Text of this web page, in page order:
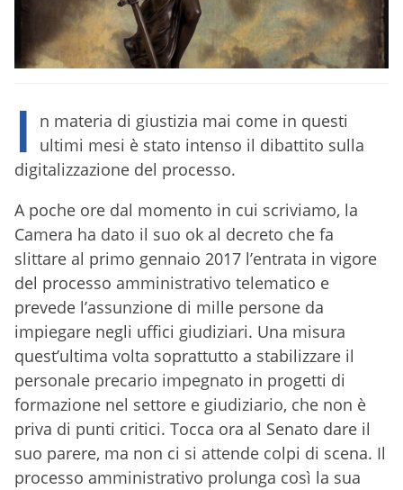
I
n materia di giustizia mai come in questi
ultimi mesi è stato intenso il dibattito sulla
digitalizzazione del processo.
A poche ore dal momento in cui scriviamo, la
Camera ha dato il suo ok al decreto che fa
slittare al primo gennaio 2017 l’entrata in vigore
del processo amministrativo telematico e
prevede l’assunzione di mille persone da
impiegare negli uffici giudiziari. Una misura
quest’ultima volta soprattutto a stabilizzare il
personale precario impegnato in progetti di
formazione nel settore e giudiziario, che non è
priva di punti critici. Tocca ora al Senato dare il
suo parere, ma non ci si attende colpi di scena. Il
processo amministrativo prolunga così la sua